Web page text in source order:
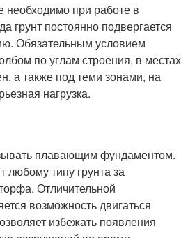
необходимо при работе в
грунт постоянно подвергается
Обязательным условием
по углам строения, в местах
а также под теми зонами, на
нагрузка.
плавающим фундаментом.
любому типу грунта за
Отличительной
возможность двигаться
избежать появления